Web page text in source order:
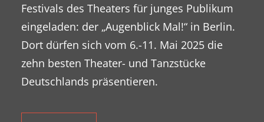
Festivals des Theaters für junges Publikum
eingeladen: der „Augenblick Mal!“ in Berlin.
Dort dürfen sich vom 6.-11. Mai 2025 die
zehn besten Theater- und Tanzstücke
Deutschlands präsentieren.